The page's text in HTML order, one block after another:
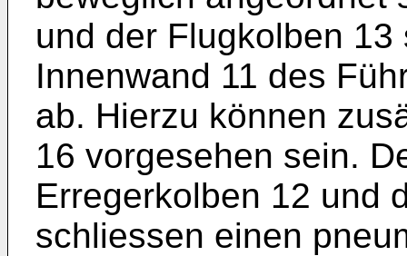
und der Flugkolben
Innenwand 11 des
ab. Hierzu können
16 vorgesehen sein.
Erregerkolben 12 und
schliessen einen